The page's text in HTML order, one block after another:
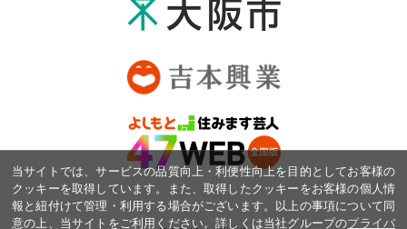
当サイトでは、サービスの品質向上・利便性向上を目的としてお客様の
クッキーを取得しています。また、取得したクッキーをお客様の個人情
報と紐付けて管理・利用する場合がございます。以上の事項について同
意の上、当サイトをご利用ください。詳しくは当社グループのプライバ